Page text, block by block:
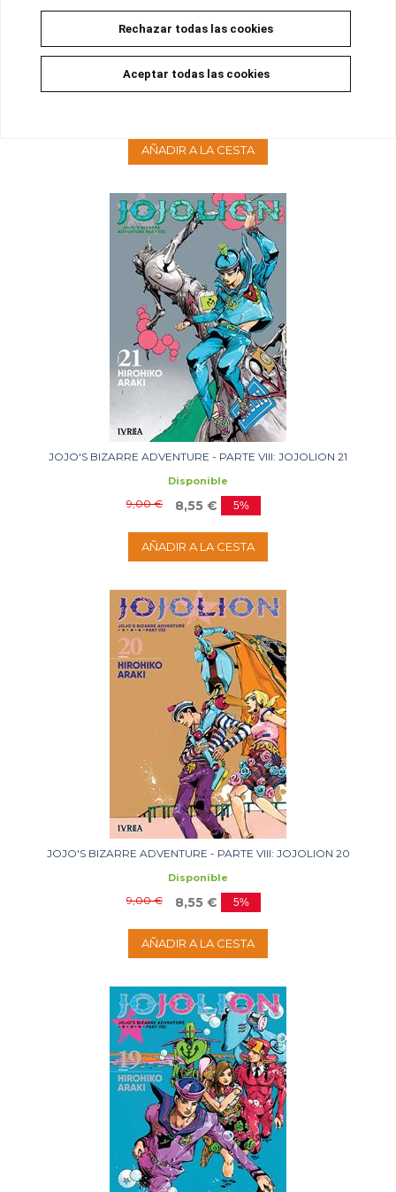
JOJO'S BIZARRE ADVENTURE - PARTE VIII: JOJOLION 22
AÑADIR A LA CESTA
JOJO'S BIZARRE ADVENTURE - PARTE VIII: JOJOLION 21
Disponible
9,00 € 8,55 € 5%
AÑADIR A LA CESTA
JOJO'S BIZARRE ADVENTURE - PARTE VIII: JOJOLION 20
Disponible
9,00 € 8,55 € 5%
AÑADIR A LA CESTA
Rechazar todas las cookies
Aceptar todas las cookies